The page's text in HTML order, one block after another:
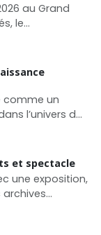
au Grand
le
assister à
comme un
l’univers de
pour
&amp; Africa
et spectacle
une exposition,
entre mémoire